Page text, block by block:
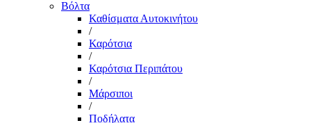
Βόλτα
Καθίσματα Αυτοκινήτου
/
Καρότσια
/
Καρότσια Περιπάτου
/
Μάρσιποι
/
Ποδήλατα